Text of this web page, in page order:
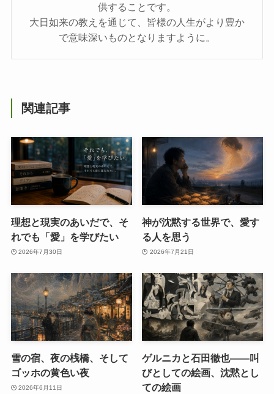
供することです。
大日如来の教えを通じて、皆様の人生がより豊か
で意味深いものとなりますように。
関連記事
理想と現実のあいだで、そ
れでも「愛」を学びたい
2026年7月30日
神が沈黙する世界で、愛す
る人を思う
2026年7月21日
雪の宿、夜の桟橋、そして
ゴッホの黄色い夜
2026年6月11日
ゲルニカと石田徹也――叫
びとしての絵画、沈黙とし
ての絵画